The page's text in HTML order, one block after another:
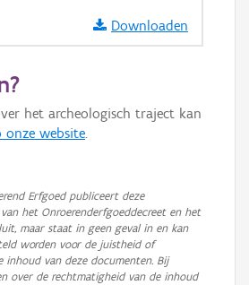
Downloaden
het archeologisch traject kan
onze website.
Erfgoed publiceert deze
het Onroerenderfgoeddecreet en het
maar staat in geen geval in en kan
worden voor de juistheid of
inhoud van deze documenten. Bij
over de rechtmatigheid van de inhoud